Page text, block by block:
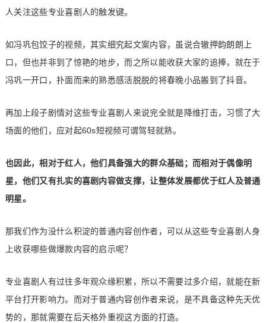
人关注这些专业喜剧人的触发键。
如冯巩包饺子的视频，其实细究起文案内容，虽说合辙押韵朗朗上
口，但也并非到了惊艳的地步，而之所以能收获大家的追捧，就在于
冯巩一开口，扑面而来的熟悉感活脱脱的将春晚小品搬到了抖音。
再加上段子剧情对这些专业喜剧人来说完全就是降维打击，习惯了大
场面的他们，应对起60s短视频可谓驾轻就熟。
也因此，相对于红人，他们具备强大的群众基础；而相对于偶像明
星，他们又有扎实的喜剧内容做支撑，让整体发展都优于红人及普通
明星。
那我们作为没什么积淀的普通内容创作者，可以从这些专业喜剧人身
上收获哪些做爆款内容的启示呢？
专业喜剧人有过往多年观众缘积累，所以不需要过多介绍，就能在新
平台打开影响力。而对于普通内容创作者来说，是不具备这种先天优
势的，那就需要在后天格外重视这方面的打造。